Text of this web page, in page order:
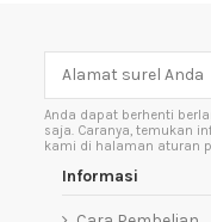
Anda dapat berhenti
saja. Caranya, temukan
kami di halaman aturan
Informasi